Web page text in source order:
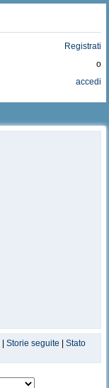
Registrati
o
accedi
Storie seguite
Stato